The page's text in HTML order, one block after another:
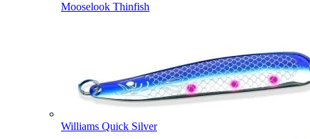
Mooselook Thinfish
Williams Quick Silver